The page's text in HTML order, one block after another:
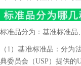
标准品分为：基准标准品
（1）基准标准品：分
典委员会（USP）提供的